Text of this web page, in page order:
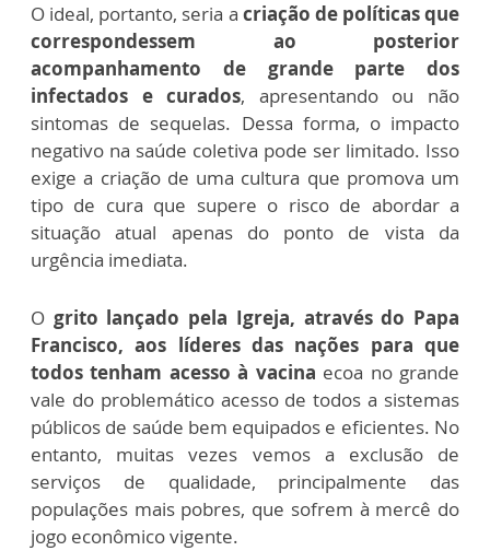
O ideal, portanto, seria a criação de políticas que
correspondessem ao posterior
acompanhamento de grande parte dos
infectados e curados, apresentando ou não
sintomas de sequelas. Dessa forma, o impacto
negativo na saúde coletiva pode ser limitado. Isso
exige a criação de uma cultura que promova um
tipo de cura que supere o risco de abordar a
situação atual apenas do ponto de vista da
urgência imediata.
O grito lançado pela Igreja, através do Papa
Francisco, aos líderes das nações para que
todos tenham acesso à vacina ecoa no grande
vale do problemático acesso de todos a sistemas
públicos de saúde bem equipados e eficientes. No
entanto, muitas vezes vemos a exclusão de
serviços de qualidade, principalmente das
populações mais pobres, que sofrem à mercê do
jogo econômico vigente.